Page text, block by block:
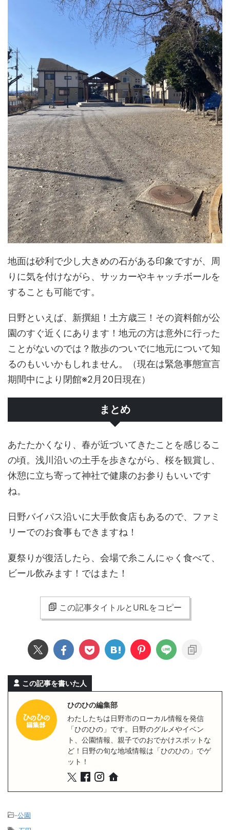
地面は砂利で少し大きめの石がある印象ですが、周
りに気を付けながら、サッカーやキャッチボールを
することも可能です。
日野といえば、新撰組！土方歳三！その資料館が公
園のすぐ近くにあります！地元の方は意外に行った
ことがないのでは？散歩のついでに地元について知
るのもいいかもしれません。（現在は緊急事態宣言
期間中により閉館※2月20日現在）
まとめ
あたたかくなり、春が近づいてきたことを感じるこ
の頃。浅川沿いの土手を歩きながら、桜を観賞し、
休憩に立ち寄って神社で健康のお参りもいいです
ね。
日野バイパス沿いに大手飲食店もあるので、ファミ
リーでのお食事もできますね！
夏祭りが復活したら、会場で糸こんにゃく食べて、
ビール飲みます！ではまた！
この記事タイトルとURLをコピー
この記事を書いた人
ひのひの編集部
わたしたちは日野市のローカル情報を発信
「ひのひの」です。日野のグルメやイベン
ト、公園情報、親子でのおでかけスポットな
ど！日野の旬な地域情報は「ひのひの」でゲ
ット！
-公園